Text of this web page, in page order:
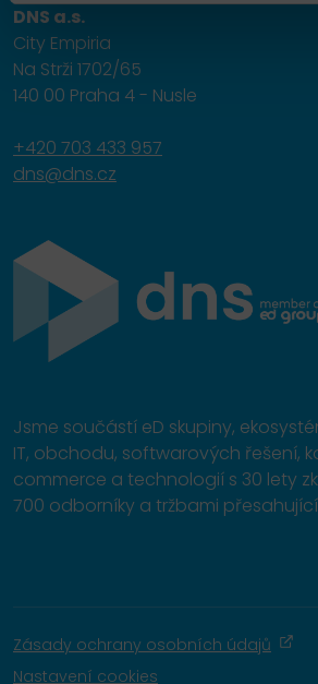
DNS a.s.
City Empiria
Na Strži 1702/65
140 00 Praha 4 - Nusle
+420 703 433 957
dns@dns.cz
Jsme součástí eD skupiny,
IT, obchodu, softwarových řešení,
commerce a technologií s 30 lety
700 odborníky a tržbami
Zásady ochrany osobních údajů
Nastavení cookies